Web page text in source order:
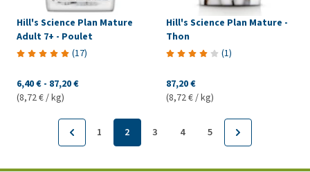
Hill's Science Plan Mature
Adult 7+ - Poulet
(17)
6,40 € - 87,20 €
(8,72 € / kg)
Hill's Science Plan Mature -
Thon
(1)
87,20 €
(8,72 € / kg)
1 2 3 4 5